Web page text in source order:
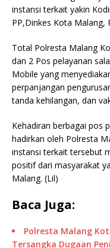
instansi terkait yakin
PP,Dinkes Kota Malang,
Total Polresta Malang
dan 2 Pos pelayanan
Mobile yang
perpanjangan
tanda kehilangan, dan
Kehadiran berbagai pos
hadirkan oleh Polresta
instansi terkait tersebut
positif dari masyarakat
Malang. (Lil)
Baca Juga:
Polresta Malang
Tersangka Dugaan